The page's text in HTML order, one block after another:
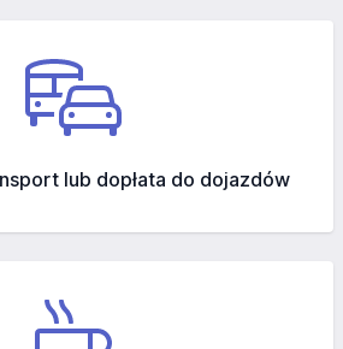
lub dopłata do dojazdów